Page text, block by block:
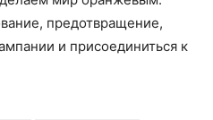
предотвращение,
и присоединиться к